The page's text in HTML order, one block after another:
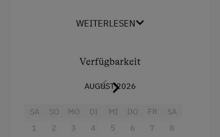
Geschirrspüler ausgestattet.
Gerne bieten wir bei Buchung der
Ferienwohnung unser reichhaltiges
unserer biologisch bewirtschafteten
Landwirtschaft an.
WEITERLESEN
Verfügbarkeit
AUGUST 2026
SA
1
SO
2
MO
3
DI
4
MI
5
DO
6
FR
7
SA
8